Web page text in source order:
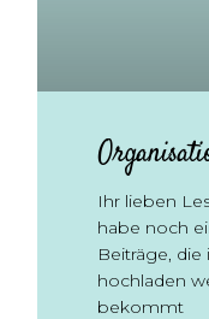
Ihr lieben
habe noch
Beiträge,
hochladen
bekommt